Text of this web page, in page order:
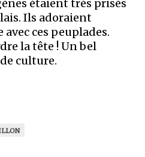
étaient très prisés
Ils adoraient
ces peuplades.
la tête ! Un bel
culture.